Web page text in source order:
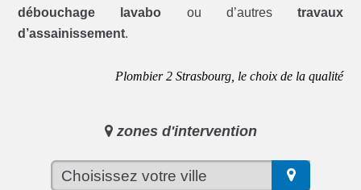
débouchage lavabo ou d’autres travaux
d’assainissement.
Plombier 2 Strasbourg, le choix de la qualité
zones d'intervention